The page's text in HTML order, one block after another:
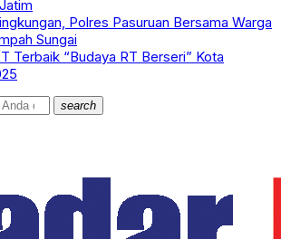
Polres Pasuruan Bersama Warga
Sungai
Terbaik “Budaya RT Berseri” Kota
search